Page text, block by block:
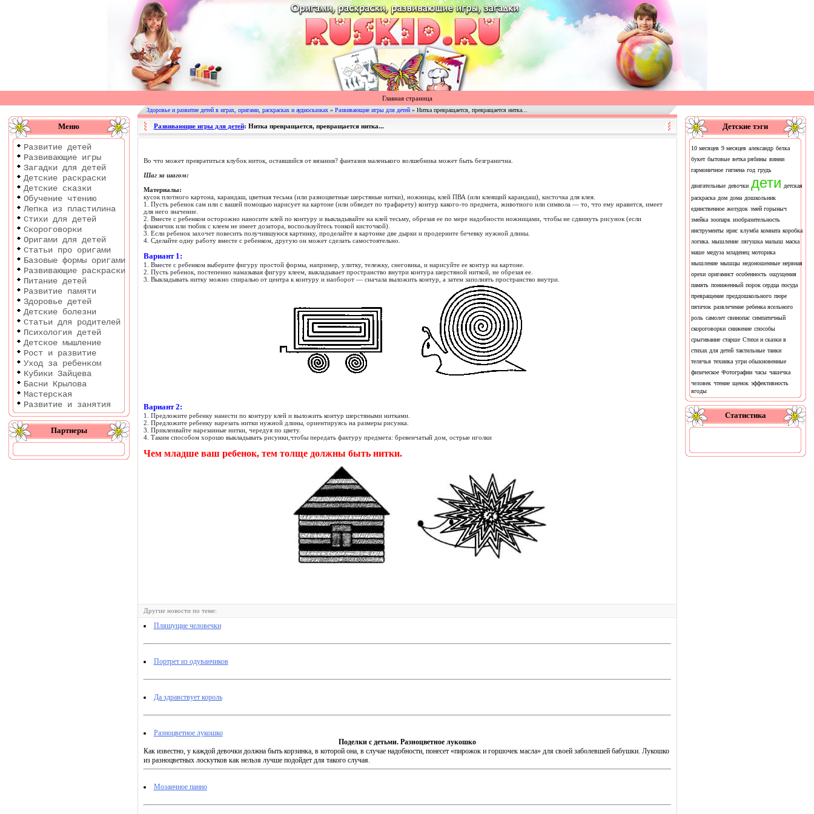
|
Раскраски
Развитие
детей
Главная страница
Меню
Развитие детей
Развивающие игры
Загадки для детей
Детские раскраски
Детские сказки
Обучение чтению
Лепка из пластилина
Стихи для детей
Скороговорки
Оригами для детей
Статьи про оригами
Базовые формы оригами
Развивающие раскраски
Питание детей
Развитие памяти
Здоровье детей
Детские болезни
Статьи для родителей
Психология детей
Детское мышление
Рост и развитие
Уход за ребенком
Кубики Зайцева
Басни Крылова
Мастерская
Развитие и занятия
Партнеры
Здоровье и развитие детей в играх, оригами, раскрасках и аудиосказках» Развивающие игры для детей» Нитка превращается, превращается нитка...
Развивающие игры для детей: Нитка превращается, превращается нитка...
Во что может превратиться клубок ниток, оставшийся от вязания? фантазия маленького волшебника может быть безгранична.
Шаг за шагом:
Материалы:
кусок плотного картона, карандаш, цветная тесьма (или разноцветные шерстяные нитки), ножницы, клей ПВА (или клеящий карандаш), кисточка для клея.
1. Пусть ребенок сам или с вашей помощью нарисует на картоне (или обведет по трафарету) контур какого-то предмета, животного или символа — то, что ему нравится, имеет
для него значение.
2. Вместе с ребенком осторожно наносите клей по контуру и выкладывайте на клей тесьму, обрезая ее по мере надобности ножницами, чтобы не сдвинуть рисунок (если
флакончик или тюбик с клеем не имеет дозатора, воспользуйтесь тонкой кисточкой).
3. Если ребенок захочет повесить получившуюся картинку, проделайте в картонке две дырки и продерните бечевку нужной длины.
4. Сделайте одну работу вместе с ребенком, другую он может сделать самостоятельно.
Вариант 1:
1. Вместе с ребенком выберите фигуру простой формы, например, улитку, тележку, снеговика, и нарисуйте ее контур на картоне.
2. Пусть ребенок, постепенно намазывая фигуру клеем, выкладывает пространство внутри контура шерстяной ниткой, не обрезая ее.
3. Выкладывать нитку можно спиралью от центра к контуру и наоборот — сначала выложить контур, а затем заполнять пространство внутри.
Вариант 2:
1. Предложите ребенку нанести по контуру клей и выложить контур шерстяными нитками.
2. Предложите ребенку нарезать нитки нужной длины, ориентируясь на размеры рисунка.
3. Приклеивайте нарезанные нитки, чередуя по цвету.
4. Таким способом хорошо выкладывать рисунки,чтобы передать фактуру предмета: бревенчатый дом, острые иголки
Чем младше ваш ребенок, тем толще должны быть нитки.
Другие новости по теме:
Пляшущие человечки
Портрет из одуванчиков
Да здравствует король
Разноцветное лукошко
Поделки с детьми. Разноцветное лукошко
Как известно, у каждой девочки должна быть корзинка, в которой она, в случае надобности, понесет «пирожок и горшочек масла» для своей заболевшей бабушки. Лукошко
из разноцветных лоскутков как нельзя лучше подойдет для такого случая.
Мозаичное панно
Детские тэги
10 месяцев 9 месяцев александр белка
букет бытовые ветка рябины винни
гармоничное гигиена год грудь
двигательные девочки дети детская
раскраска дом дома дошкольник
единственное желудок змей горыныч
змейка зоопарк изобразительность
инструменты ирис клумба комната коробка
логика. мышление лягушка малыш маска
маше медуза младенец моторика
мышление мышцы недоношенные нервная
орехи оригамист особенность ощущения
память пониженный порок сердца посуда
превращение преддошкольного пюре
пятачок развлечение ребенка ясельного
роль самолет свинопас симпатичный
скороговорки снижение способы
срыгивание старше Стихи и сказки в
стихах для детей тактильные танки
телячья техника угри обыкновенные
физическое Фотографии часы чашечка
человек чтение щенок эффективность
ягоды
Статистика